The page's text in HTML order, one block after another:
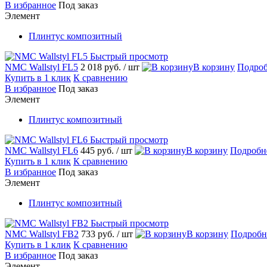
В избранное Под заказ
Элемент
Плинтус композитный
Быстрый просмотр
NMC Wallstyl FL5 2 018 руб. / шт В корзину
Купить в 1 клик К сравнению
В избранное Под заказ
Элемент
Плинтус композитный
Быстрый просмотр
NMC Wallstyl FL6 445 руб. / шт В корзину
Купить в 1 клик К сравнению
В избранное Под заказ
Элемент
Плинтус композитный
Быстрый просмотр
NMC Wallstyl FB2 733 руб. / шт В корзину
Купить в 1 клик К сравнению
В избранное Под заказ